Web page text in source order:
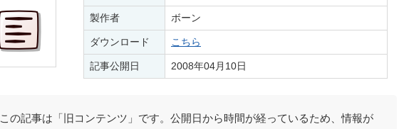
製作者 ボーン
ダウンロード こちら
記事公開日 2008年04月10日
この記事は「旧コンテンツ」です。公開日から時間が経っているため、情報が